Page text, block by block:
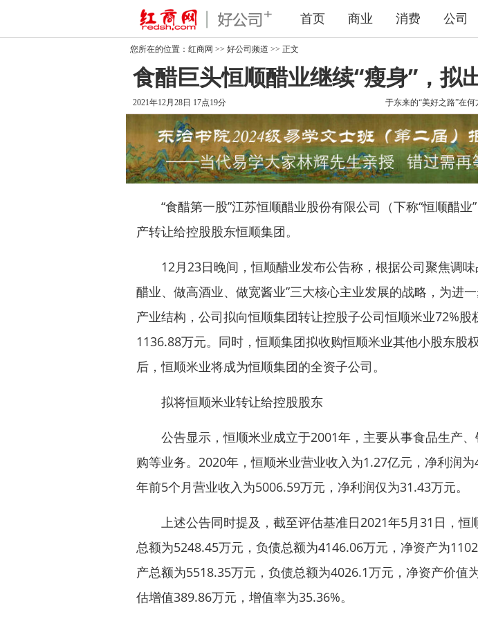
首页 商业 消费 公司
您所在的位置： 红商网 >> 好公司频道 >> 正文
食醋巨头恒顺醋业继续“瘦身”，拟
2021年12月28日 17点19分 于东来的“美好之路”在何
“食醋第一股”江苏恒顺醋业股份有限公司（下称“恒顺醋业
产转让给控股股东恒顺集团。
12月23日晚间，恒顺醋业发布公告称，根据公司聚焦调味
醋业、做高酒业、做宽酱业”三大核心主业发展的战略，为进
产业结构，公司拟向恒顺集团转让控股子公司恒顺米业72%股
1136.88万元。同时，恒顺集团拟收购恒顺米业其他小股东股
后，恒顺米业将成为恒顺集团的全资子公司。
拟将恒顺米业转让给控股股东
公告显示，恒顺米业成立于2001年，主要从事食品生产、
购等业务。2020年，恒顺米业营业收入为1.27亿元，净利润
年前5个月营业收入为5006.59万元，净利润仅为31.43万元。
上述公告同时提及，截至评估基准日2021年5月31日，恒
总额为5248.45万元，负债总额为4146.06万元，净资产为
产总额为5518.35万元，负债总额为4026.1万元，净资产价值
估增值389.86万元，增值率为35.36%。